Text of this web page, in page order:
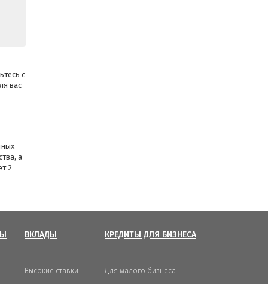
с
вас
а
2
ВКЛАДЫ
Высокие ставки
КРЕДИТЫ ДЛЯ БИЗНЕСА
Для малого бизнеса